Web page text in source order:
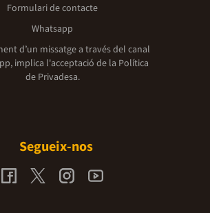
Formulari de contacte
Whatsapp
d’un missatge a través del canal
implica l'acceptació de la Política
de Privadesa.
Segueix-nos